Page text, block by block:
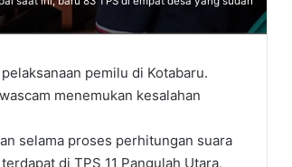
pemilu di Kotabaru.
menemukan kesalahan
selama proses perhitungan suara
di TPS 11 Pangulah Utara,